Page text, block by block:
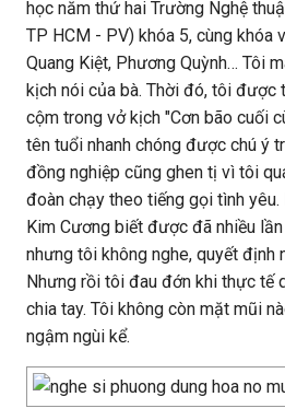
học năm thứ hai Trường Nghệ
TP HCM - PV) khóa 5, cùng khóa
Quang Kiệt, Phương Quỳnh… Tôi
kịch nói của bà. Thời đó, tôi được
cộm trong vở kịch "Cơn bão cuối
tên tuổi nhanh chóng được chú ý
đồng nghiệp cũng ghen tị vì tôi
đoàn chạy theo tiếng gọi tình
Kim Cương biết được đã nhiều
nhưng tôi không nghe, quyết
Nhưng rồi tôi đau đớn khi thực tế
chia tay. Tôi không còn mặt mũi
ngậm ngùi kể.